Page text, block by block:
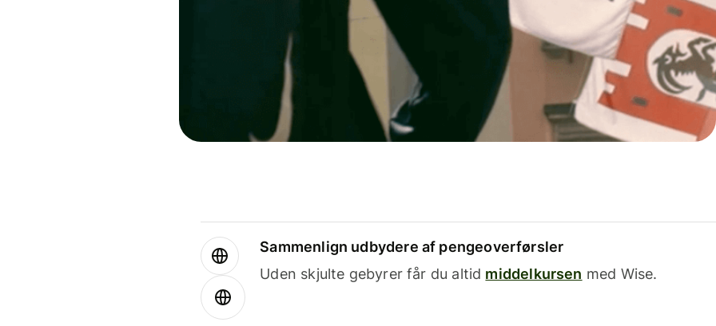
Sammenlign udbydere af pengeoverførsler
Uden skjulte gebyrer får du altid middelkursen med Wise.